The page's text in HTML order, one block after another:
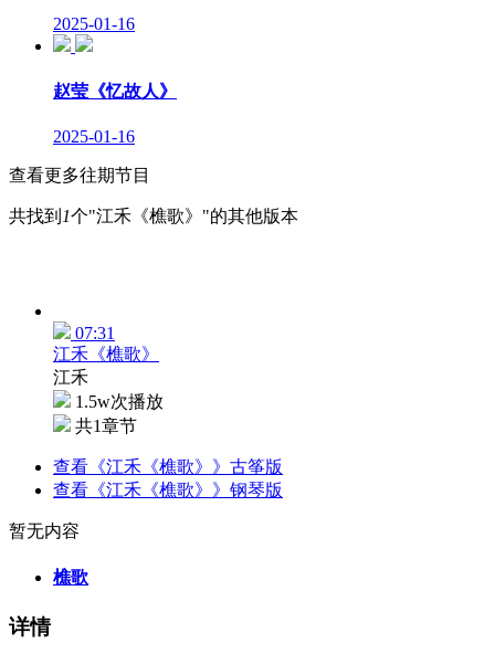
2025-01-16
赵莹《忆故人》
2025-01-16
查看更多往期节目
共找到 1个"江禾《樵歌》"的其他版本
07:31
江禾《樵歌》
江禾
1.5w次播放
共1章节
查看《江禾《樵歌》》古筝版
查看《江禾《樵歌》》钢琴版
暂无内容
樵歌
详情